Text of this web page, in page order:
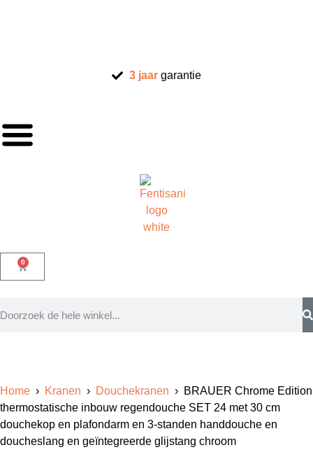
3 jaar garantie
0
Home › Kranen › Douchekranen › BRAUER Chrome Edition
thermostatische inbouw regendouche SET 24 met 30 cm
douchekop en plafondarm en 3-standen handdouche en
doucheslang en geïntegreerde glijstang chroom